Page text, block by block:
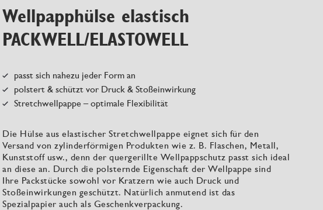
Wellpapphülse elastisch
PACKWELL/ELASTOWELL
passt sich nahezu jeder Form an
polstert & schützt vor Druck & Stoßeinwirkung
Stretchwellpappe – optimale Flexibilität
Die Hülse aus elastischer Stretchwellpappe eignet sich für den
Versand von zylinderförmigen Produkten wie z. B. Flaschen, Metall,
Kunststoff usw., denn der quergerillte Wellpappschutz passt sich ideal
an diese an. Durch die polsternde Eigenschaft der Wellpappe sind
Ihre Packstücke sowohl vor Kratzern wie auch Druck und
Stoßeinwirkungen geschützt. Natürlich anmutend ist das
Spezialpapier auch als Geschenkverpackung.